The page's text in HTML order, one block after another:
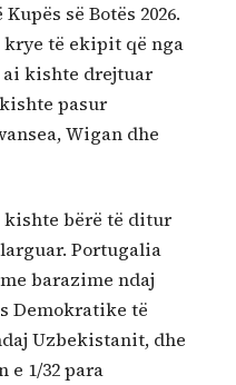
së Botës 2026.
krye të ekipit që nga
ai kishte drejtuar
pasur
Wigan dhe
kishte bërë të ditur
Portugalia
barazime ndaj
Demokratike të
Uzbekistanit, dhe
e 1/32 para